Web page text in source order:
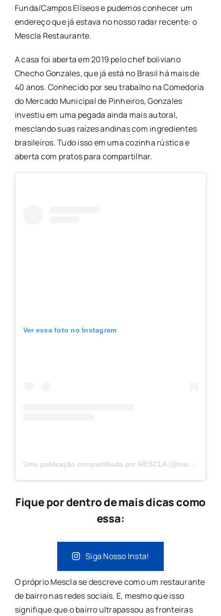
Funda/Campos Elíseos e pudemos conhecer um
endereço que já estava no nosso radar recente: o
Mescla Restaurante.
A casa foi aberta em 2019 pelo chef boliviano
Checho Gonzales, que já está no Brasil há mais de
40 anos. Conhecido por seu trabalho na Comedoria
do Mercado Municipal de Pinheiros, Gonzales
investiu em uma pegada ainda mais autoral,
mesclando suas raízes andinas com ingredientes
brasileiros. Tudo isso em uma cozinha rústica e
aberta com pratos para compartilhar.
Ver essa foto no Instagram
Uma publicação compartilhada por MESCLA (@mescla_restaurante)
Fique por dentro de mais dicas como
essa:
Siga Nosso Insta!
O próprio Mescla se descreve como um restaurante
de bairro nas redes sociais. E, mesmo que isso
signifique que o bairro ultrapassou as fronteiras